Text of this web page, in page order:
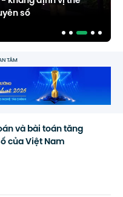
số
TÂM
và bài toán tăng
của Việt Nam